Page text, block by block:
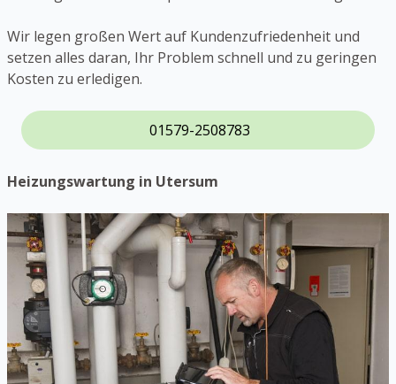
Wir legen großen Wert auf Kundenzufriedenheit und
setzen alles daran, Ihr Problem schnell und zu geringen
Kosten zu erledigen.
01579-2508783
Heizungswartung in Utersum